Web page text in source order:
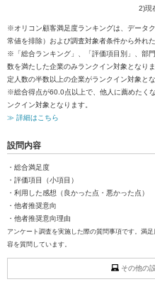
2)現
※オリコン顧客満足度ランキングは、データ
常値を排除）および調査対象者条件から外れ
※「総合ランキング」、「評価項目別」、部
数を満たした企業のみランクイン対象となり
定人数の半数以上の企業がランクイン対象とな
※総合得点が60.0点以上で、他人に薦めたく
ンクイン対象となります。
≫ 詳細はこちら
設問内容
・総合満足度
・評価項目（小項目）
・利用した感想（良かった点・悪かった点）
・他者推奨意向
・他者推奨意向理由
アンケート調査を実施した際の質問事項です。満
容を質問しています。
その他の